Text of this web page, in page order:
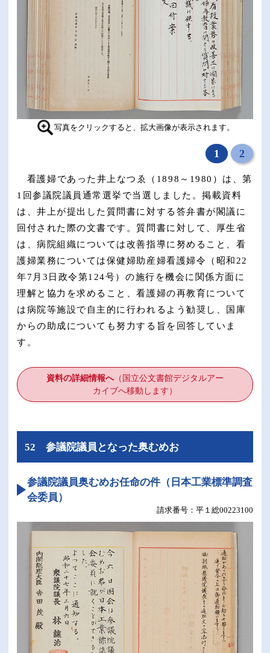
写真をクリックすると、拡大画像が表示されます。
1 2
看護婦であった井上なつゑ（1898～1980）は、第
1回参議院議員通常選挙で当選しました。掲載資料
は、井上が提出した質問書に対する答弁書が閣議に
回付された際の文書です。質問書に対して、厚生省
は、病院組織については改善指導に努めること、看
護婦業務については保健婦助産婦看護婦令（昭和22
年7月3日政令第124号）の施行を機会に関係方面に
理解と協力を求めること、看護婦の再教育について
は病院等施設で自主的に行われるよう勧奨し、国庫
からの助成についても努力する旨を回答していま
す。
資料の詳細情報へ （国立公文書館デジタルアー
カイブへ移動します）​
52 参議院議員となった奥むめお
参議院議員奥むめお任命の件（日本工業標準調査
会委員）
平１総00223100